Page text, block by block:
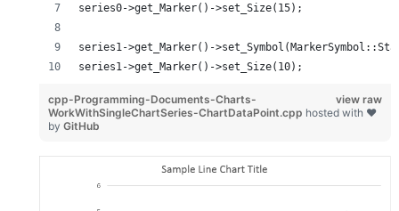
series0->get_Marker()->set_Size(15);
series1->get_Marker()-
series1->get_Marker()->set_Size(10);
view raw
cpp-Programming-Documents-Charts-
WorkWithSingleChartSeries-ChartDataPoint.cpp hosted with ❤
by GitHub